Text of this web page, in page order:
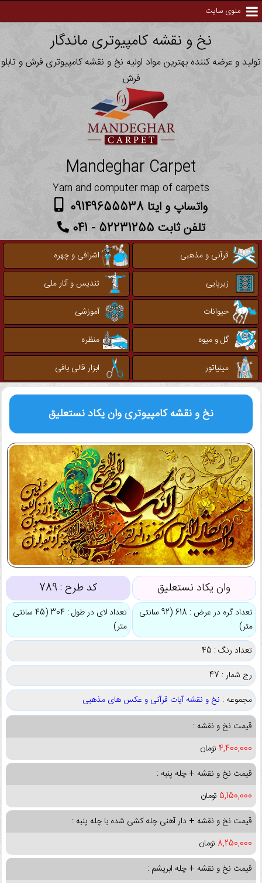
منوی سایت
نخ و نقشه کامپیوتری ماندگار
تولید و عرضه کننده بهترین مواد اولیه نخ و نقشه کامپیوتری فرش و تابلو
فرش
Mandeghar Carpet
Yarn and computer map of carpets
واتساپ و ایتا 09149655538
تلفن ثابت 52231255 - 041
قرآنی و مذهبی
اشرافی و چهره
زیرپایی
تندیس و آثار ملی
حیوانات
آموزشی
گل و میوه
منظره
مینیاتور
ابزار قالی بافی
نخ و نقشه کامپیوتریوان یکاد نستعلیق
وان یکاد نستعلیق کد طرح :789
تعداد گره در عرض : 618 (92 سانتی
متر)
تعداد لای در طول : 304 (45 سانتی
متر)
تعداد رنگ : 45
رج شمار : 47
مجموعه : نخ و نقشه آیات قرآنی و عکس های مذهبی
قیمت نخ و نقشه :
4,400,000 تومان
قیمت نخ و نقشه + چله پنبه :
5,150,000 تومان
قیمت نخ و نقشه + دار آهنی چله کشی شده با چله پنبه :
8,250,000 تومان
قیمت نخ و نقشه + چله ابریشم :